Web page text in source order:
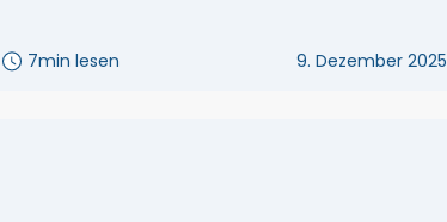
7min lesen 9. Dezember 2025